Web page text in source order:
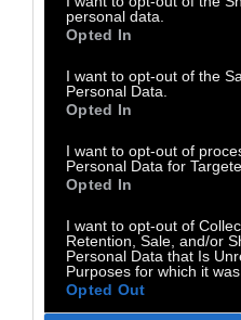
personal data.
Opted In
I want to opt-out of the
Personal Data.
Opted In
I want to opt-out of
Personal Data for
Opted In
I want to opt-out of
Retention, Sale, and/or
Personal Data that Is
Purposes for which it was
Opted Out
ΜΕ ΣΕΙΡΑ
Νορβηγία. Ο
οδηγεί το